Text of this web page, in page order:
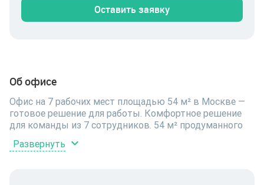
Оставить заявку
Об офисе
Офис на 7 рабочих мест площадью 54 м² в Москве —
готовое решение для работы. Комфортное решение
для команды из 7 сотрудников. 54 м² продуманного
Офис расположен по адресу Партийный пер., д.1,
Развернуть